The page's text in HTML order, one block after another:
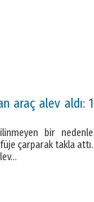
araç alev aldı: 1
bir nedenle
çarparak takla attı.